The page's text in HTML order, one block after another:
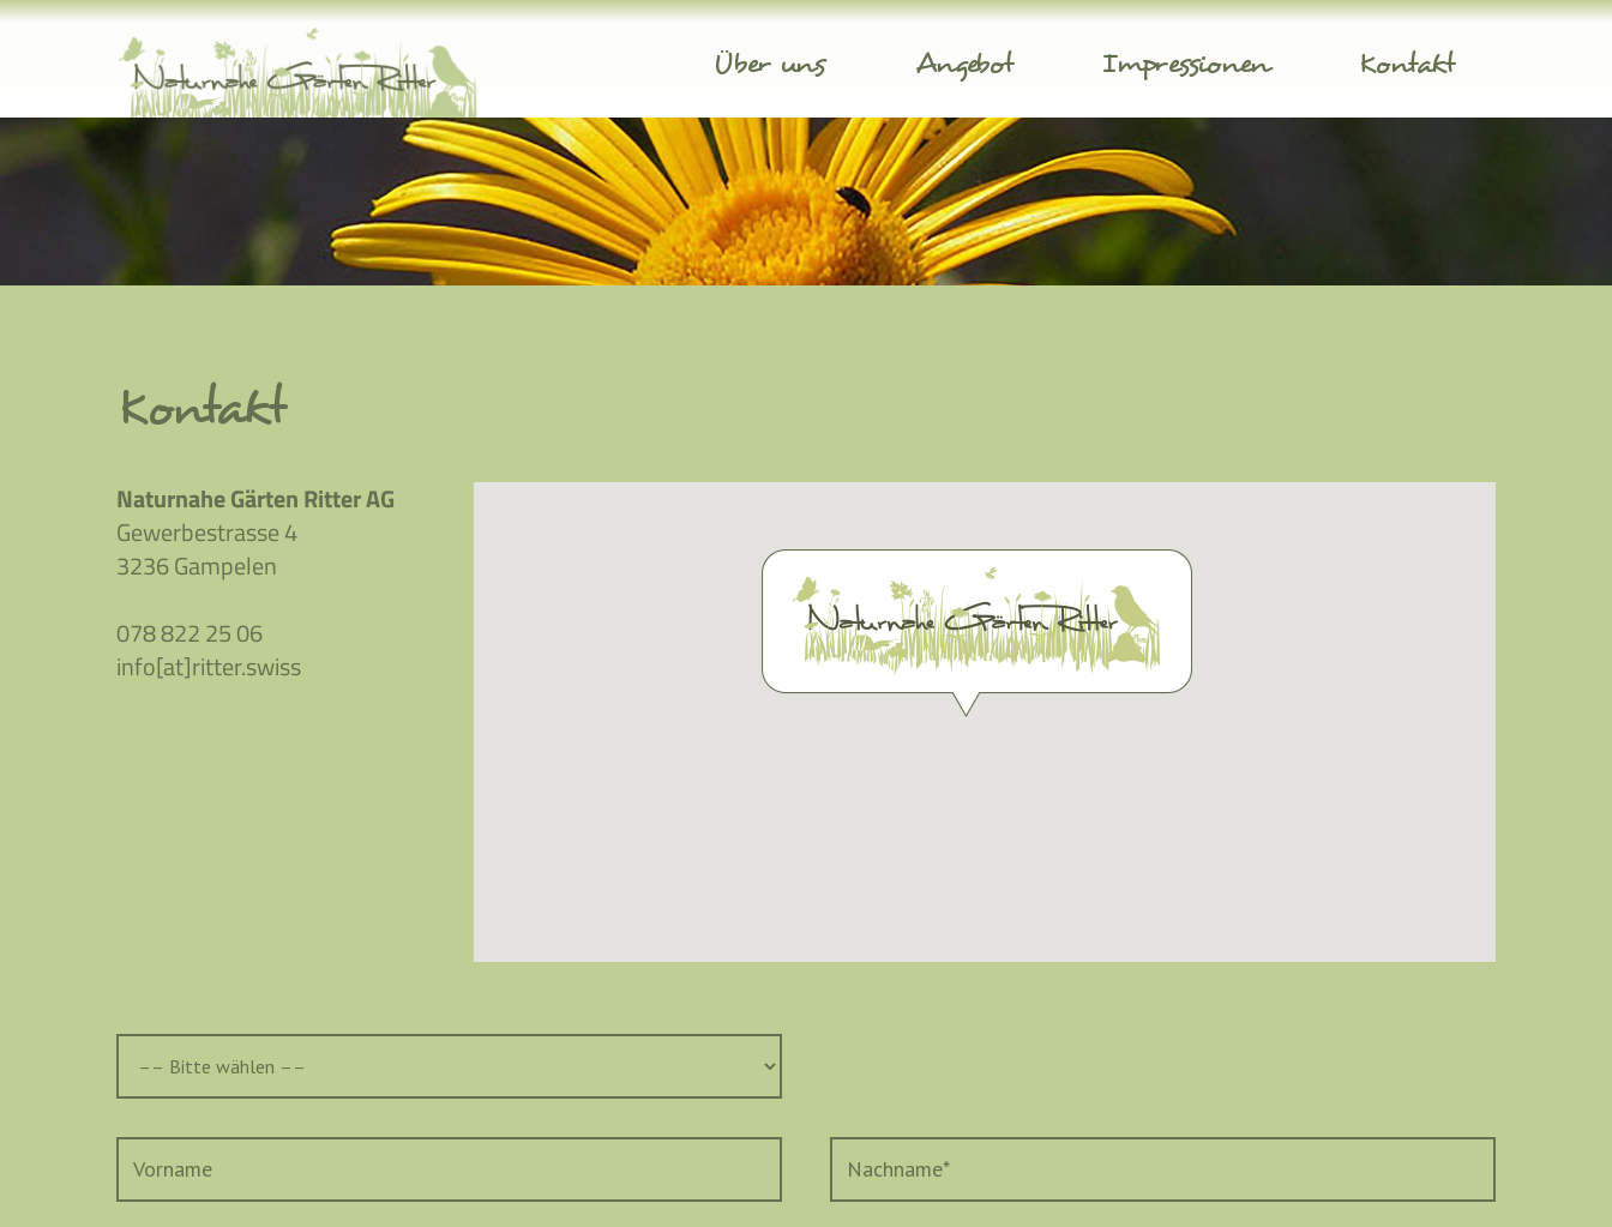
Zum Hauptinhalt springen
Über uns Angebot Impressionen Kontakt
Kontakt
Naturnahe Gärten Ritter AG
Gewerbestrasse 4
3236 Gampelen
078 822 25 06
info[at]ritter.swiss
Vorname Nachname*